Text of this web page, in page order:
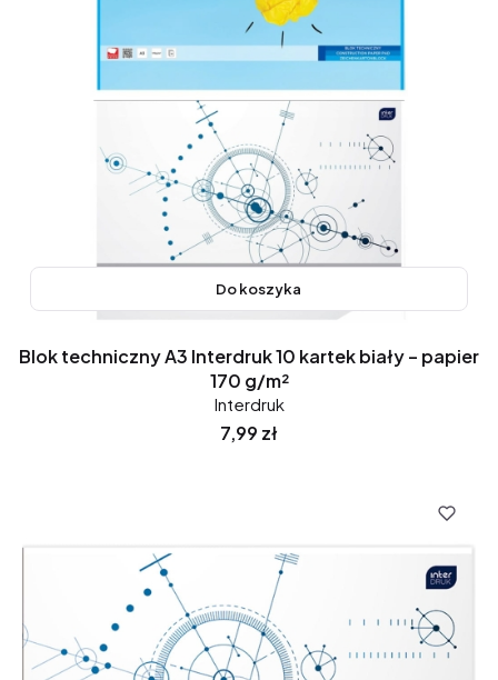
Do koszyka
Blok techniczny A3 Interdruk 10 kartek biały – papier
170 g/m²
Interdruk
Cena
7,99 zł